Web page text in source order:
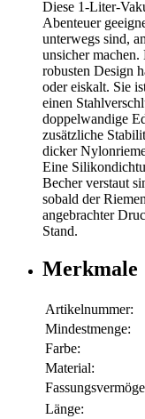
Diese 1-Liter-
Abenteuer
unterwegs sind,
unsicher
robusten Design
oder eiskalt. Sie
einen
doppelwandige
zusätzliche
dicker
Eine
Becher verstaut
sobald der
angebrachter
Stand.
Merkmale
Artikelnummer:
Mindestmenge:
Farbe:
Material:
Länge: